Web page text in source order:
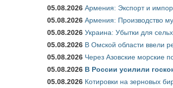
05.08.2026 Армения: Экспорт и
05.08.2026 Армения: Производство
05.08.2026 Украина: Убытки для
05.08.2026 В Омской области ввели
05.08.2026 Через Азовские морские
05.08.2026 В России усилили
05.08.2026 Котировки на зерновых